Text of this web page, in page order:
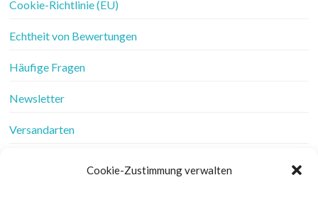
Cookie-Zustimmung verwalten
Cookie-Richtlinie (EU)
Echtheit von Bewertungen
Häufige Fragen
Newsletter
Versandarten